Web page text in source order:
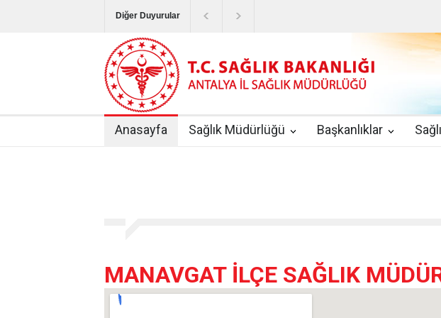
Diğer Duyurular
Bayram Tatilinde Sağlık Hizmetlerinin Sunumu 2019
Terapötik Aferez Merkezleri ve Üniteleri Hakkında Yönetmelik
Yoğun Bakım Servislerinde Hasta Ziyareti Uygulamaları
Anasayfa Sağlık Müdürlüğü Başkanlıklar
MANAVGAT İLÇE SAĞLIK